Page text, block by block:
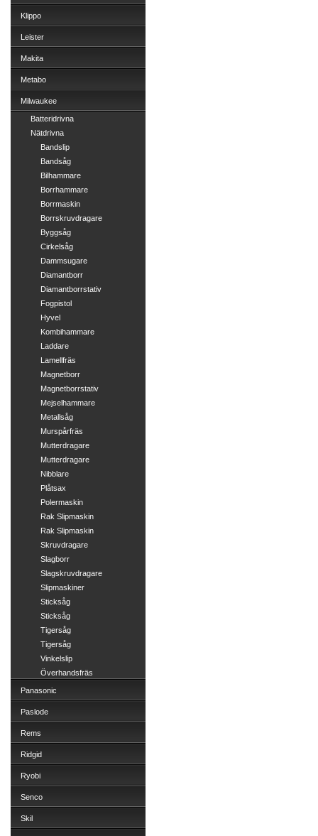
Klippo
Leister
Makita
Metabo
Milwaukee
Batteridrivna
Nätdrivna
Bandslip
Bandsåg
Bilhammare
Borrhammare
Borrmaskin
Borrskruvdragare
Byggsåg
Cirkelsåg
Dammsugare
Diamantborr
Diamantborrstativ
Fogpistol
Hyvel
Kombihammare
Laddare
Lamellfräs
Magnetborr
Magnetborrstativ
Mejselhammare
Metallsåg
Murspårfräs
Mutterdragare
Mutterdragare
Nibblare
Plåtsax
Polermaskin
Rak Slipmaskin
Rak Slipmaskin
Skruvdragare
Slagborr
Slagskruvdragare
Slipmaskiner
Sticksåg
Sticksåg
Tigersåg
Tigersåg
Vinkelslip
Överhandsfräs
Panasonic
Paslode
Rems
Ridgid
Ryobi
Senco
Skil